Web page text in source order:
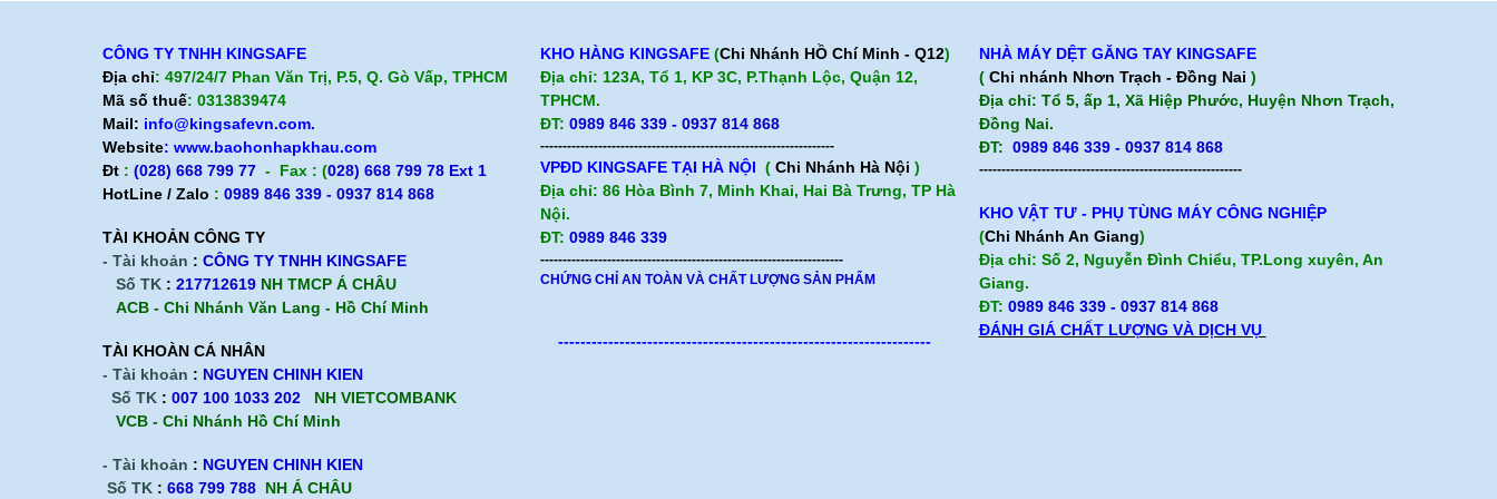
CÔNG TY TNHH KINGSAFE
Địa chỉ: 497/24/7 Phan Văn Trị, P.5, Q. Gò Vấp, TPHCM
Mã số thuế: 0313839474
Mail: info@kingsafevn.com.
Website: www.baohonhapkhau.com
Đt : (028) 668 799 77 - Fax : (028) 668 799 78 Ext 1
HotLine / Zalo : 0989 846 339 - 0937 814 868
TÀI KHOẢN CÔNG TY
- Tài khoản : CÔNG TY TNHH KINGSAFE
Số TK : 217712619 NH TMCP Á CHÂU
ACB - Chi Nhánh Văn Lang - Hồ Chí Minh
TÀI KHOÀN CÁ NHÂN
- Tài khoản : NGUYEN CHINH KIEN
Số TK : 007 100 1033 202
NH VIETCOMBANK
VCB - Chi Nhánh Hồ Chí Minh
- Tài khoản : NGUYEN CHINH KIEN
Số TK : 668 799 788 NH Á CHÂU
KHO HÀNG KINGSAFE(Chi Nhánh HỒ Chí Minh - Q12)
Địa chỉ: 123A, Tổ 1, KP 3C, P.Thạnh Lộc, Quận 12,
TPHCM.
ĐT:0989 846 339 - 0937 814 868
------------------------------------------------------------------
VPĐD KINGSAFE TẠI HÀ NỘI (Chi Nhánh Hà Nội)
Địa chỉ: 86 Hòa Bình 7, Minh Khai, Hai Bà Trưng, TP Hà
Nội.
ĐT:0989 846 339
--------------------------------------------------------------------
CHỨNG CHỈ AN TOÀN VÀ CHẤT LƯỢNG SẢN PHẨM
-------------------------------------------------------------------
NHÀ MÁY DỆT GĂNG TAY KINGSAFE
( Chi nhánh Nhơn Trạch - Đồng Nai )
Địa chỉ: Tổ 5, ấp 1, Xã Hiệp Phước, Huyện Nhơn Trạch,
Đồng Nai.
ĐT: 0989 846 339 - 0937 814 868
-----------------------------------------------------------
KHO VẬT TƯ - PHỤ TÙNG MÁY CÔNG NGHIỆP
(Chi Nhánh An Giang)
Địa chỉ: Số 2, Nguyễn Đình Chiểu, TP.Long xuyên, An
Giang.
ĐT: 0989 846 339 - 0937 814 868
ĐÁNH GIÁ CHẤT LƯỢNG VÀ DỊCH VỤ